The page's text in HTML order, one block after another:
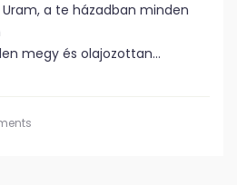
a te házadban minden
megy és olajozottan…